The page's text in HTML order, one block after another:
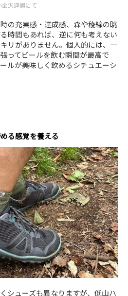
沢連嶺にて
の充実感・達成感、森や稜線の眺
時間もあれば、逆に何も考えない
リがありません。個人的には、一
ってビールを飲む瞬間が最高で
ルが美味しく飲めるシチュエーシ
る感覚を養える
シューズも異なりますが、低山ハ